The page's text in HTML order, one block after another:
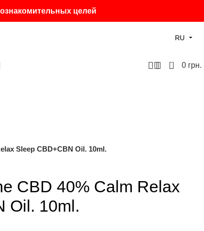
целей
RU
0 0 грн.
Sleep CBD+CBN Oil. 10ml.
CBD 40% Calm Relax
Oil. 10ml.